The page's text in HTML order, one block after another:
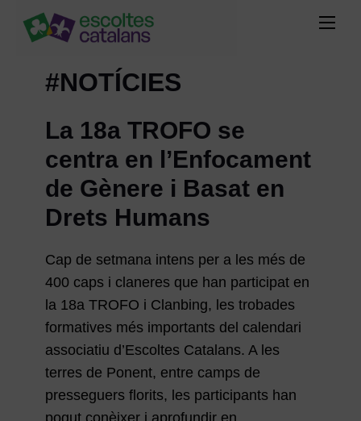
#NOTÍCIES
La 18a TROFO se
centra en l’Enfocament
de Gènere i Basat en
Drets Humans
Cap de setmana intens per a les més de
400 caps i claneres que han participat en
la 18a TROFO i Clanbing, les trobades
formatives més importants del calendari
associatiu d’Escoltes Catalans. A les
terres de Ponent, entre camps de
presseguers florits, les participants han
pogut conèixer i aprofundir en